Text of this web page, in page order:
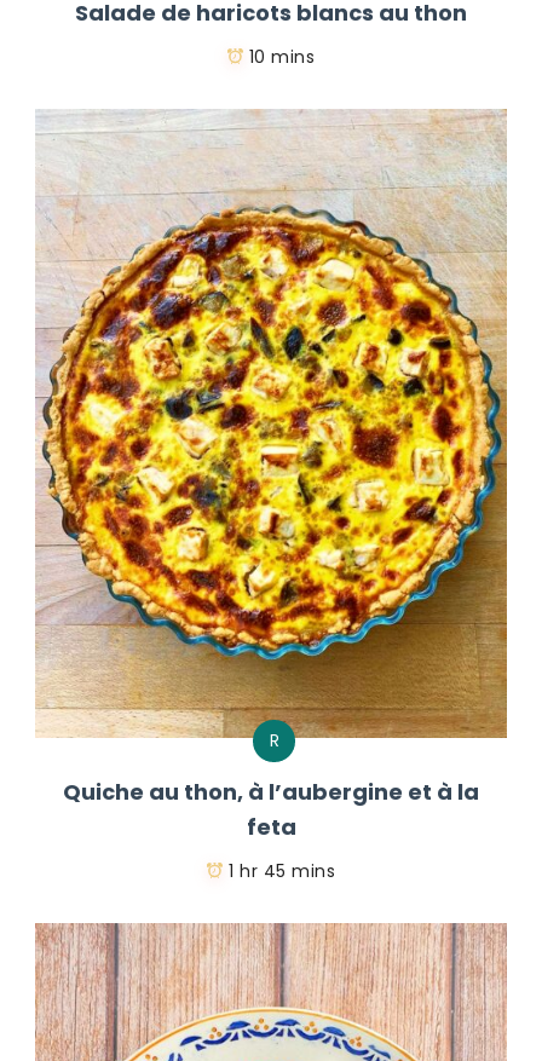
Salade de haricots blancs au thon
10 mins
R
Quiche au thon, à l’aubergine et à la
feta
1 hr 45 mins